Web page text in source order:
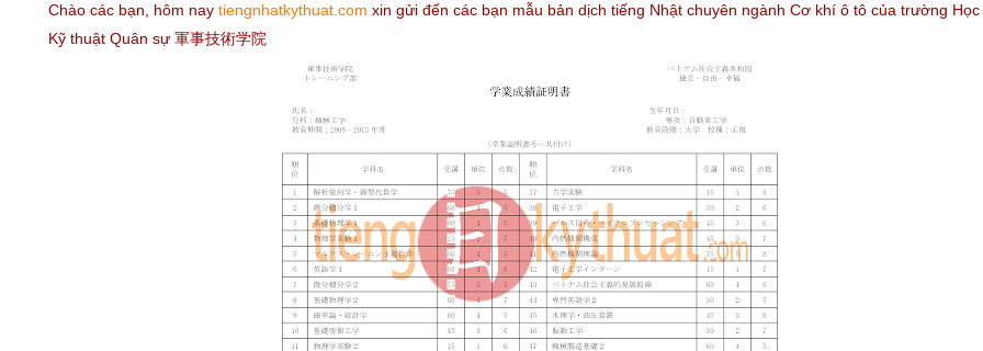
Chào các bạn, hôm nay tiengnhatkythuat.com xin gửi đến các bạn mẫu bản dịch tiếng Nhật chuyên ngành Cơ khí ô tô của trường Học
Kỹ thuật Quân sự 軍事技術学院